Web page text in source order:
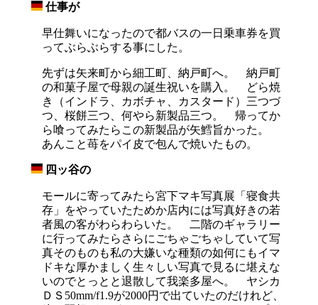
仕事が
早仕舞いになったので都バスの一日乗車券を買
ってぶらぶらする事にした。
先ずは矢来町から細工町、納戸町へ。 納戸町
の和菓子屋で母親の誕生祝いを購入。 どら焼
き（インドラ、カボチャ、カスタード）三つづ
つ、桜餅三つ、何やら新製品三つ。 帰ってか
ら喰ってみたらこの新製品が矢鱈旨かった。
あんこと苺をパイ皮で包んで焼いたもの。
四ッ谷の
モールに寄ってみたら宮下マキ写真展「寝食共
存」をやっていたためか店内には写真好きの若
者風の客がわらわらいた。 二階のギャラリー
に行ってみたらさらにごちゃごちゃしていて写
真そのものも私の大嫌いな種類の如何にもイマ
ドキな厚かましく生々しい写真で見るに堪えな
いのでとっとと退散して我楽多屋へ。 ヤシカ
ＤＳ50mm/f1.9が2000円で出ていたのだけれど、